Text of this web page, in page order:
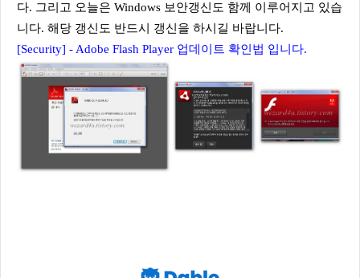
다. 그리고 오늘은 Windows 보안갱신도 함께 이루어지고 있습
니다. 해당 갱신도 반드시 갱신을 하시길 바랍니다.
[Security] - Adobe Flash Player 업데이트 확인법 입니다.